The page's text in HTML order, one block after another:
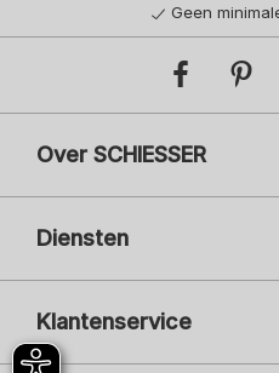
Geen
Over SCHIESSER
Diensten
Klantenservice